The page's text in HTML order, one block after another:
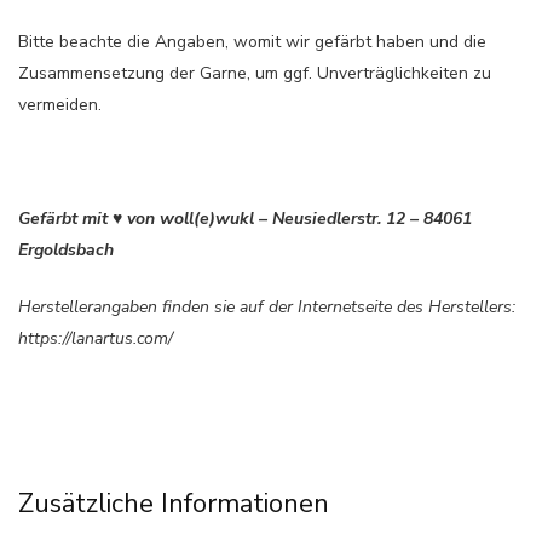
Bitte beachte die Angaben, womit wir gefärbt haben und die
Zusammensetzung der Garne, um ggf. Unverträglichkeiten zu
vermeiden.
Gefärbt mit ♥ von woll(e)wukl – Neusiedlerstr. 12 – 84061
Ergoldsbach
Herstellerangaben finden sie auf der Internetseite des Herstellers:
https://lanartus.com/
Zusätzliche Informationen